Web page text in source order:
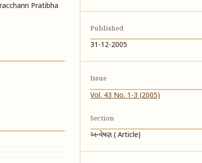
Pratibha
Published
31-12-2005
Issue
Vol. 43 No. 1-3 (2005)
Section
અન્વેષણ ( Article)